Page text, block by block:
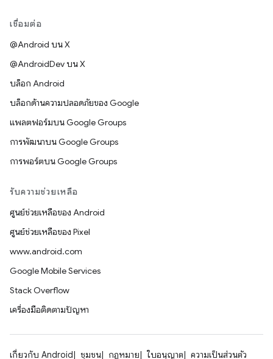
เชื่อมต่อ
@Android บน X
@AndroidDev บน X
บล็อก Android
บล็อกด้านความปลอดภัยของ Google
แพลตฟอร์มบน Google Groups
การพัฒนาบน Google Groups
การพอร์ตบน Google Groups
รับความช่วยเหลือ
ศูนย์ช่วยเหลือของ Android
ศูนย์ช่วยเหลือของ Pixel
www.android.com
Google Mobile Services
Stack Overflow
เครื่องมือติดตามปัญหา
เกี่ยวกับ Android ชุมชน กฎหมาย ใบอนุญาต ความเป็นส่วนตัว